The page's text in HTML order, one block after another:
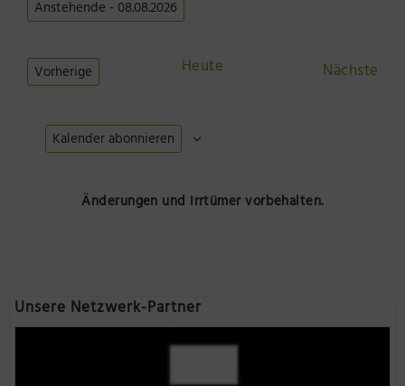
Anstehende - 08.08.2026
wählen.
Vorherige
Veranstaltungen
Heute Nächste
Kalender abonnieren
Änderungen und Irrtümer vorbehalten.
Unsere Netzwerk-Partner